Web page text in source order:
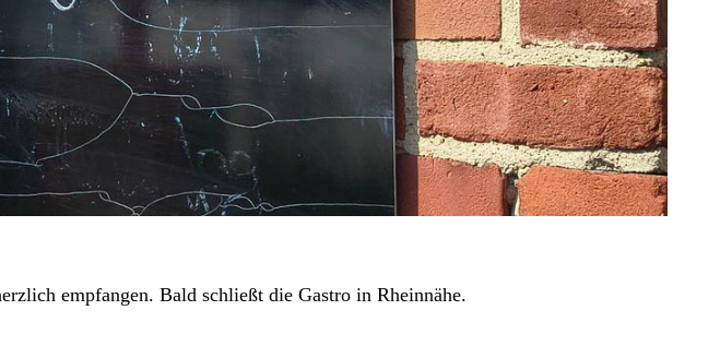
empfangen. Bald schließt die Gastro in Rheinnähe.